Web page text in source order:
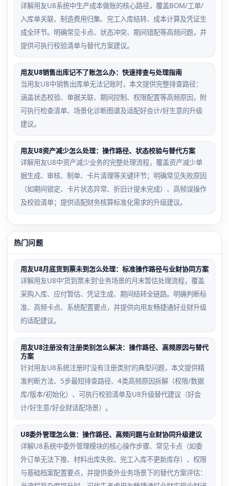
详解用友U8系统中生产成本做账的核心路径，覆盖BOM/工单/
入库单关联、制造费用归集、完工入库结转、成本计算及凭证生
成全环节。明确常见卡点、状态冲突、期间错配等高频问题，并
提供可执行校验清单与替代方案建议。
用友U8销售出库记不了账怎么办：快速排查与处理指南
当用友U8中销售出库单无法记账时，本文提供完整排查路径：
涵盖状态校验、单据关联、期间控制、权限配置等高频原因，附
可执行检查清单、场景化诊断图谱及适配好会计/好生意的升级
建议。
用友U8资产减少怎么处理：操作路径、状态校验与替代方案
详解用友U8中资产减少业务的完整处理流程，覆盖资产减少单
据生成、审核、制单、卡片清理等关键环节；明确常见失败原因
（如期间锁定、卡片状态异常、折旧计提未完成）、高频误操作
及校验清单；提供适配财务核算标准化需求的升级建议。
热门问题
用友U8月底货到票未到怎么处理：标准操作路径与业财协同方案
详解用友U8中‘货到票未到’业务场景的月末暂估处理流程，覆盖
采购入库、应付暂估、凭证生成、期间结转全链路。明确判断标
准、高频卡点、系统配置要点，并提供向用友畅捷通好业财升级
的适配建议。
用友U8注册没有注册类别怎么解决：操作路径、高频原因与替代
方案
针对用友U8系统注册时‘没有注册类别’的典型问题，本文提供精
准判断方法、5步最短排查路径、4类高频原因拆解（权限/数据
库/版本/初始化）、可执行校验清单及U8升级替代建议（好会
计/好生意/好业财适配场景）。
U8委外管理怎么做：操作路径、高频问题与业财协同升级建议
详解U8系统中委外管理模块的核心操作步骤、常见卡点（如委
外订单无法下推、材料出库失败、完工入库不更新库存）、权限
与基础档案配置要点，并提供委外业务场景下的替代方案评估：